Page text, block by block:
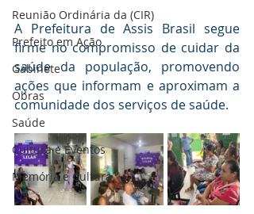
Reunião Ordinária da (CIR)
Prefeito em Ação
Gabinete
Obras
Saúde
Cultura e Eventos
Memória e Cultura
A Prefeitura de Assis Brasil segue
firme no compromisso de cuidar da
saúde da população, promovendo
ações que informam e aproximam a
comunidade dos serviços de saúde.